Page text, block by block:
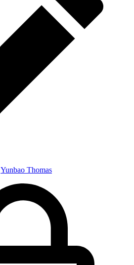
Yunbao Thomas